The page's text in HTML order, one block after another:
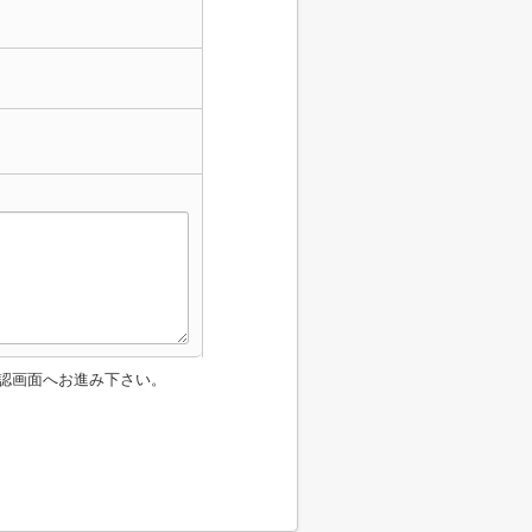
面へお進み下さい。